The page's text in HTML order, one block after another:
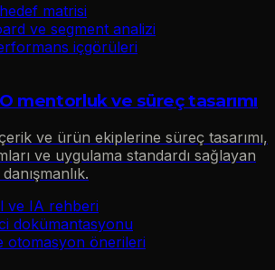
matrisi
ve segment analizi
içgörüleri
mentorluk ve süreç tasarımı
ve ürün ekiplerine süreç tasarımı,
ve uygulama standardı sağlayan
ve IA rehberi
dokümantasyonu
otomasyon önerileri